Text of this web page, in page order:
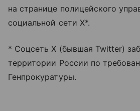
на странице полицейского
социальной сети Х*.
* Соцсеть X (бывшая Twitter)
территории России по
Генпрокуратуры.